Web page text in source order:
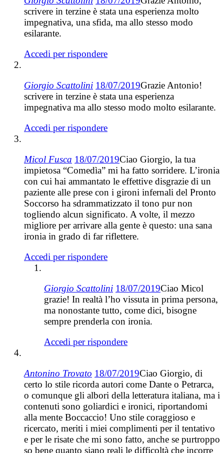
scrivere in terzine è stata una esperienza molto
impegnativa, una sfida, ma allo stesso modo
esilarante.
Accedi per rispondere
Giorgio Scattolini 18/07/2019Grazie Antonio!
scrivere in terzine è stata una esperienza
impegnativa ma allo stesso modo molto esilarante.
Accedi per rispondere
Micol Fusca 18/07/2019Ciao Giorgio, la tua
impietosa “Comedìa” mi ha fatto sorridere. L’ironia
con cui hai ammantato le effettive disgrazie di un
paziente alle prese con i gironi infernali del Pronto
Soccorso ha sdrammatizzato il tono pur non
togliendo alcun significato. A volte, il mezzo
migliore per arrivare alla gente è questo: una sana
ironia in grado di far riflettere.
Accedi per rispondere
Giorgio Scattolini 18/07/2019Ciao Micol
grazie! In realtà l’ho vissuta in prima persona,
ma nonostante tutto, come dici, bisogne
sempre prenderla con ironia.
Accedi per rispondere
Antonino Trovato 18/07/2019Ciao Giorgio, di
certo lo stile ricorda autori come Dante o Petrarca,
o comunque gli albori della letteratura italiana, ma i
contenuti sono goliardici e ironici, riportandomi
alla mente Boccaccio! Uno stile coraggioso e
ricercato, meriti i miei complimenti per il tentativo
e per le risate che mi sono fatto, anche se purtroppo
so bene quanto siano reali le difficoltà che incorre